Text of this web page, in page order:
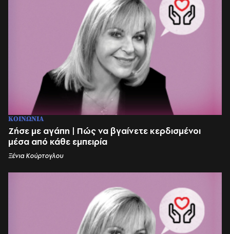
ΚΟΙΝΩΝΙΑ
Ζήσε με αγάπη | Πώς να βγαίνετε κερδισμένοι
μέσα από κάθε εμπειρία
Ξένια Κούρτογλου